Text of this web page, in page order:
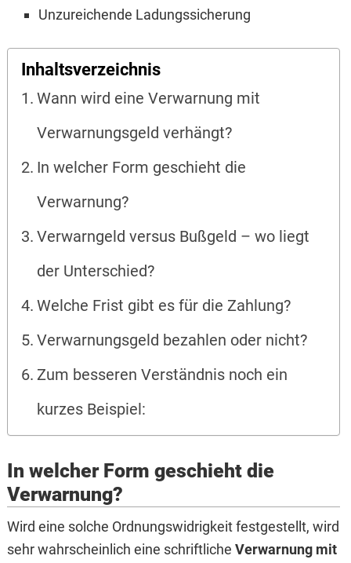
Unzureichende Ladungssicherung
Inhaltsverzeichnis
Wann wird eine Verwarnung mit
Verwarnungsgeld verhängt?
In welcher Form geschieht die
Verwarnung?
Verwarngeld versus Bußgeld – wo liegt
der Unterschied?
Welche Frist gibt es für die Zahlung?
Verwarnungsgeld bezahlen oder nicht?
Zum besseren Verständnis noch ein
kurzes Beispiel:
In welcher Form geschieht die
Verwarnung?
Wird eine solche Ordnungswidrigkeit festgestellt, wird
sehr wahrscheinlich eine schriftliche Verwarnung mit